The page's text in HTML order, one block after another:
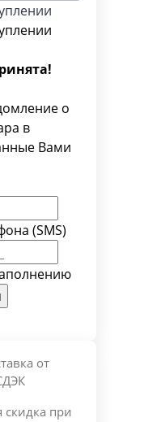
о
в
Вами
(SMS)
от
скидка при